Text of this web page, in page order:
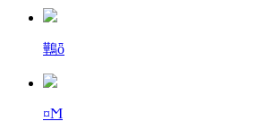
鷨ȫ
¤Ϻ